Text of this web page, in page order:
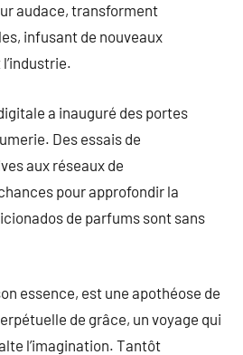
audace, transforment
infusant de nouveaux
a inauguré des portes
Des essais de
aux réseaux de
pour approfondir la
de parfums sont sans
essence, est une apothéose de
de grâce, un voyage qui
l’imagination. Tantôt